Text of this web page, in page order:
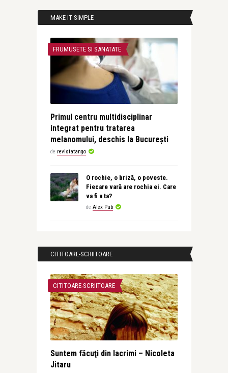
MAKE IT SIMPLE
FRUMUSETE SI SANATATE
Primul centru multidisciplinar
integrat pentru tratarea
melanomului, deschis la București
de revistatango
O rochie, o briză, o poveste.
Fiecare vară are rochia ei. Care
va fi a ta?
de Alex Pub
CITITOARE-SCRIITOARE
CITITOARE-SCRIITOARE
Suntem făcuţi din lacrimi – Nicoleta
Jitaru